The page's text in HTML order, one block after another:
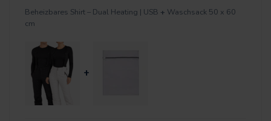
Beheizbares Shirt – Dual Heating | USB + Waschsack 50 x 60
cm
+